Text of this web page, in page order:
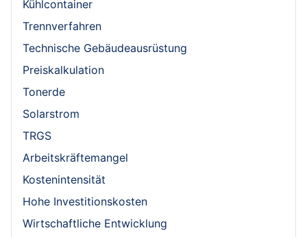
Kühlcontainer
Trennverfahren
Technische Gebäudeausrüstung
Preiskalkulation
Tonerde
Solarstrom
TRGS
Arbeitskräftemangel
Kostenintensität
Hohe Investitionskosten
Wirtschaftliche Entwicklung